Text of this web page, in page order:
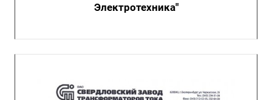
Электротехника"